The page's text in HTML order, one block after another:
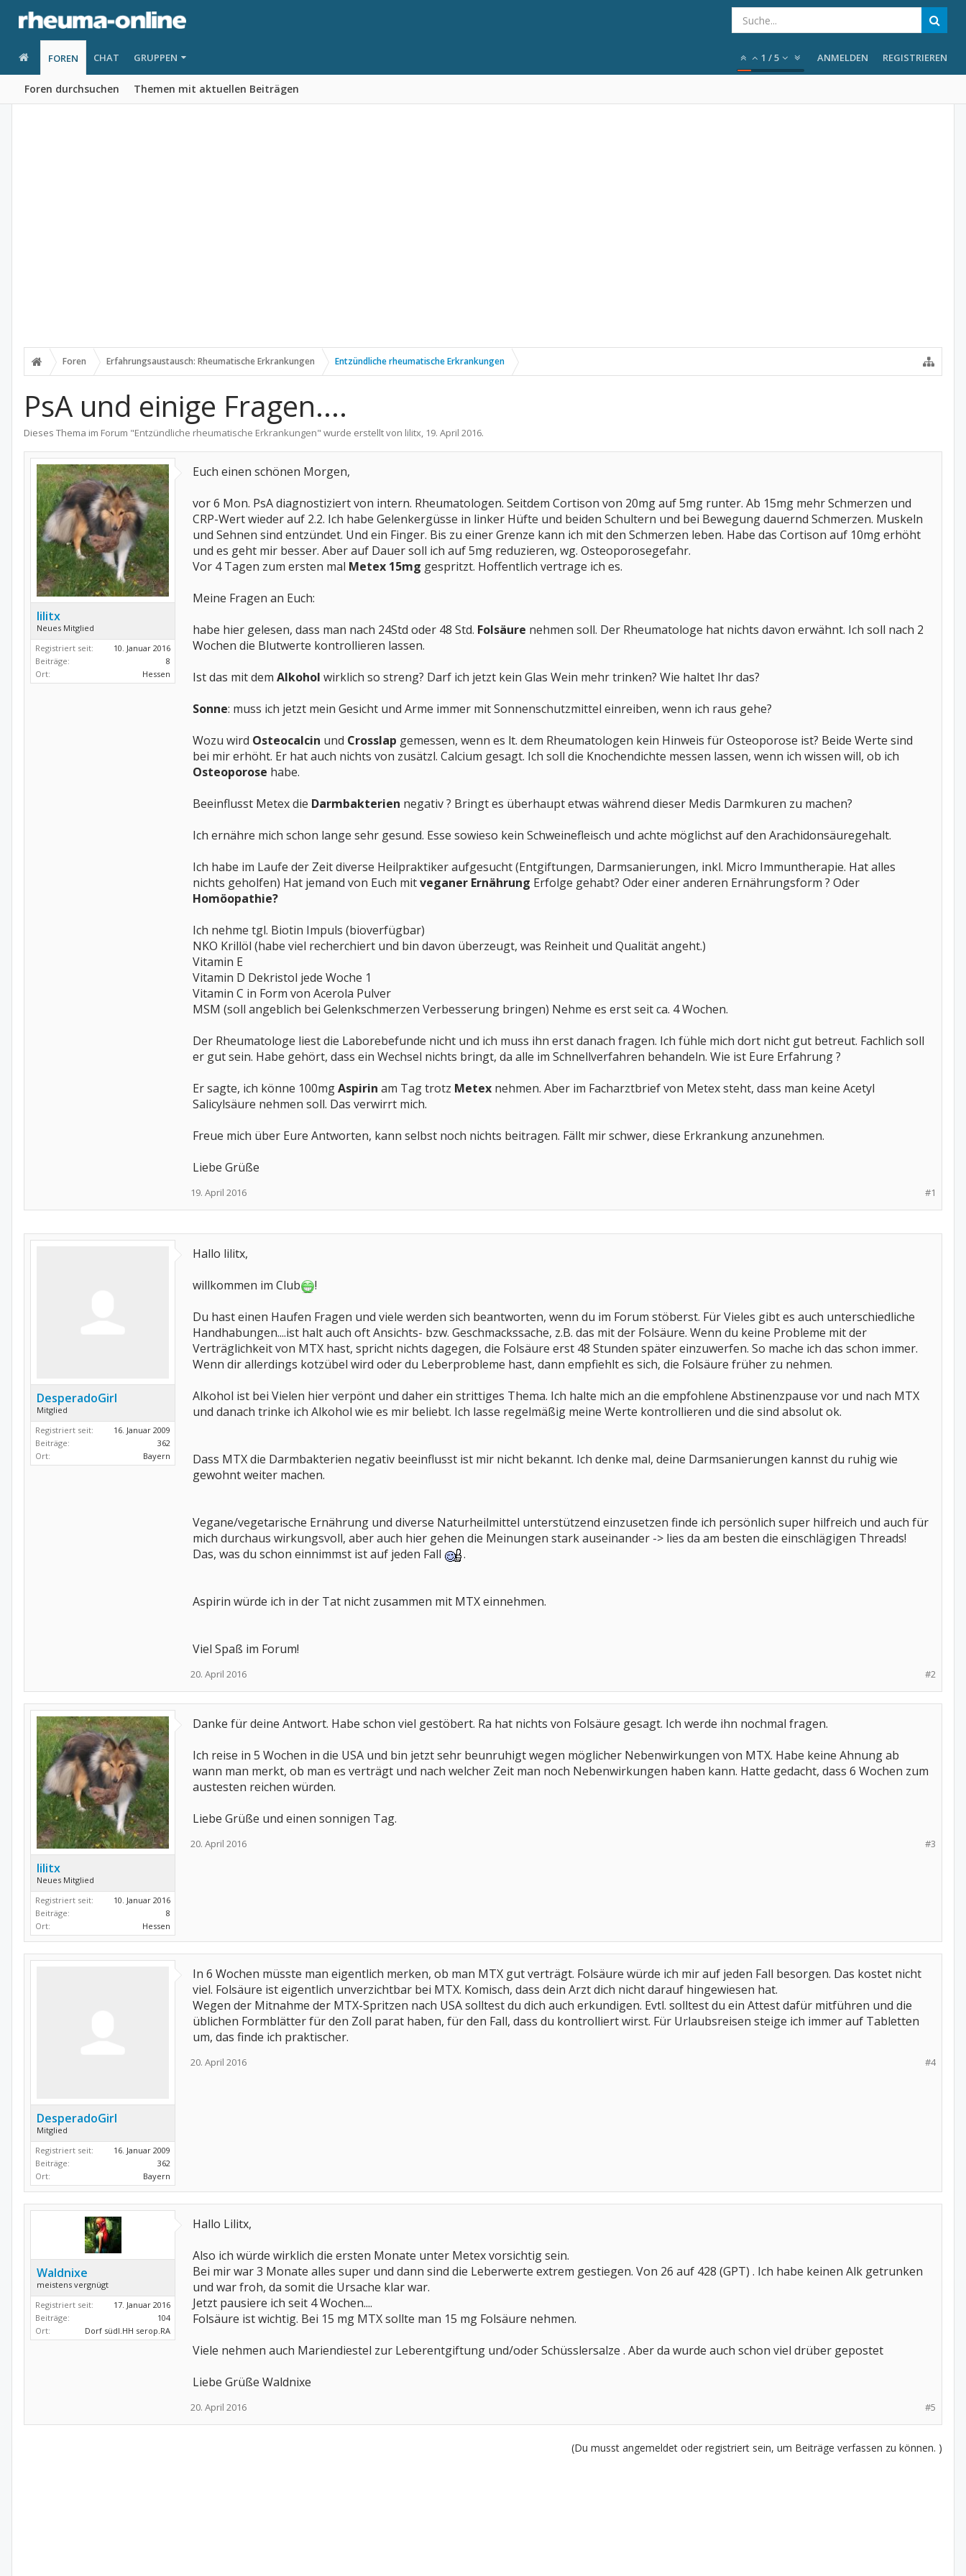
FOREN
Foren durchsuchen Themen mit aktuellen Beiträgen
CHAT GRUPPEN 1 /5 ANMELDEN REGISTRIEREN
Foren Erfahrungsaustausch: Rheumatische Erkrankungen Entzündliche rheumatische Erkrankungen
PsA und einige Fragen....
Dieses Thema im Forum "Entzündliche rheumatische Erkrankungen" wurde erstellt von lilitx, 19. April 2016.
lilitx
Neues Mitglied
Registriert seit:
10. Januar 2016
Beiträge:
8
Ort:
Hessen
Euch einen schönen Morgen,
vor 6 Mon. PsA diagnostiziert von intern. Rheumatologen. Seitdem Cortison von 20mg auf 5mg runter. Ab 15mg mehr Schmerzen und
CRP-Wert wieder auf 2.2. Ich habe Gelenkergüsse in linker Hüfte und beiden Schultern und bei Bewegung dauernd Schmerzen. Muskeln
und Sehnen sind entzündet. Und ein Finger. Bis zu einer Grenze kann ich mit den Schmerzen leben. Habe das Cortison auf 10mg erhöht
und es geht mir besser. Aber auf Dauer soll ich auf 5mg reduzieren, wg. Osteoporosegefahr.
Vor 4 Tagen zum ersten mal Metex 15mg gespritzt. Hoffentlich vertrage ich es.
Meine Fragen an Euch:
habe hier gelesen, dass man nach 24Std oder 48 Std. Folsäure nehmen soll. Der Rheumatologe hat nichts davon erwähnt. Ich soll nach 2
Wochen die Blutwerte kontrollieren lassen.
Ist das mit dem Alkohol wirklich so streng? Darf ich jetzt kein Glas Wein mehr trinken? Wie haltet Ihr das?
Sonne: muss ich jetzt mein Gesicht und Arme immer mit Sonnenschutzmittel einreiben, wenn ich raus gehe?
Wozu wird Osteocalcin und Crosslap gemessen, wenn es lt. dem Rheumatologen kein Hinweis für Osteoporose ist? Beide Werte sind
bei mir erhöht. Er hat auch nichts von zusätzl. Calcium gesagt. Ich soll die Knochendichte messen lassen, wenn ich wissen will, ob ich
Osteoporose habe.
Beeinflusst Metex die Darmbakterien negativ ? Bringt es überhaupt etwas während dieser Medis Darmkuren zu machen?
Ich ernähre mich schon lange sehr gesund. Esse sowieso kein Schweinefleisch und achte möglichst auf den Arachidonsäuregehalt.
Ich habe im Laufe der Zeit diverse Heilpraktiker aufgesucht (Entgiftungen, Darmsanierungen, inkl. Micro Immuntherapie. Hat alles
nichts geholfen) Hat jemand von Euch mitveganer Ernährung Erfolge gehabt? Oder einer anderen Ernährungsform ? Oder
Homöopathie?
Ich nehme tgl. Biotin Impuls (bioverfügbar)
NKO Krillöl (habe viel recherchiert und bin davon überzeugt, was Reinheit und Qualität angeht.)
Vitamin E
Vitamin D Dekristol jede Woche 1
Vitamin C in Form von Acerola Pulver
MSM (soll angeblich bei Gelenkschmerzen Verbesserung bringen) Nehme es erst seit ca. 4 Wochen.
Der Rheumatologe liest die Laborebefunde nicht und ich muss ihn erst danach fragen. Ich fühle mich dort nicht gut betreut. Fachlich soll
er gut sein. Habe gehört, dass ein Wechsel nichts bringt, da alle im Schnellverfahren behandeln. Wie ist Eure Erfahrung ?
Er sagte, ich könne 100mgAspirin am Tag trotz Metex nehmen. Aber im Facharztbrief von Metex steht, dass man keine Acetyl
Salicylsäure nehmen soll. Das verwirrt mich.
Freue mich über Eure Antworten, kann selbst noch nichts beitragen. Fällt mir schwer, diese Erkrankung anzunehmen.
Liebe Grüße
#1
19. April 2016
DesperadoGirl
Mitglied
Registriert seit:
16. Januar 2009
Beiträge:
362
Ort:
Bayern
Hallo lilitx,
willkommen im Club
!
Du hast einen Haufen Fragen und viele werden sich beantworten, wenn du im Forum stöberst. Für Vieles gibt es auch unterschiedliche
Handhabungen....ist halt auch oft Ansichts- bzw. Geschmackssache, z.B. das mit der Folsäure. Wenn du keine Probleme mit der
Verträglichkeit von MTX hast, spricht nichts dagegen, die Folsäure erst 48 Stunden später einzuwerfen. So mache ich das schon immer.
Wenn dir allerdings kotzübel wird oder du Leberprobleme hast, dann empfiehlt es sich, die Folsäure früher zu nehmen.
Alkohol ist bei Vielen hier verpönt und daher ein strittiges Thema. Ich halte mich an die empfohlene Abstinenzpause vor und nach MTX
und danach trinke ich Alkohol wie es mir beliebt. Ich lasse regelmäßig meine Werte kontrollieren und die sind absolut ok.
Dass MTX die Darmbakterien negativ beeinflusst ist mir nicht bekannt. Ich denke mal, deine Darmsanierungen kannst du ruhig wie
gewohnt weiter machen.
Vegane/vegetarische Ernährung und diverse Naturheilmittel unterstützend einzusetzen finde ich persönlich super hilfreich und auch für
mich durchaus wirkungsvoll, aber auch hier gehen die Meinungen stark auseinander -> lies da am besten die einschlägigen Threads!
Das, was du schon einnimmst ist auf jeden Fall
.
Aspirin würde ich in der Tat nicht zusammen mit MTX einnehmen.
Viel Spaß im Forum!
#2
20. April 2016
lilitx
Neues Mitglied
Registriert seit:
10. Januar 2016
Beiträge:
8
Ort:
Hessen
Danke für deine Antwort. Habe schon viel gestöbert. Ra hat nichts von Folsäure gesagt. Ich werde ihn nochmal fragen.
Ich reise in 5 Wochen in die USA und bin jetzt sehr beunruhigt wegen möglicher Nebenwirkungen von MTX. Habe keine Ahnung ab
wann man merkt, ob man es verträgt und nach welcher Zeit man noch Nebenwirkungen haben kann. Hatte gedacht, dass 6 Wochen zum
austesten reichen würden.
Liebe Grüße und einen sonnigen Tag.
#3
20. April 2016
DesperadoGirl
Mitglied
Registriert seit:
16. Januar 2009
Beiträge:
362
Ort:
Bayern
In 6 Wochen müsste man eigentlich merken, ob man MTX gut verträgt. Folsäure würde ich mir auf jeden Fall besorgen. Das kostet nicht
viel. Folsäure ist eigentlich unverzichtbar bei MTX. Komisch, dass dein Arzt dich nicht darauf hingewiesen hat.
Wegen der Mitnahme der MTX-Spritzen nach USA solltest du dich auch erkundigen. Evtl. solltest du ein Attest dafür mitführen und die
üblichen Formblätter für den Zoll parat haben, für den Fall, dass du kontrolliert wirst. Für Urlaubsreisen steige ich immer auf Tabletten
um, das finde ich praktischer.
#4
20. April 2016
Waldnixe
meistens vergnügt
Registriert seit:
17. Januar 2016
Beiträge:
104
Ort:
Dorf südl.HH serop.RA
Hallo Lilitx,
Also ich würde wirklich die ersten Monate unter Metex vorsichtig sein.
Bei mir war 3 Monate alles super und dann sind die Leberwerte extrem gestiegen. Von 26 auf 428 (GPT) . Ich habe keinen Alk getrunken
und war froh, da somit die Ursache klar war.
Jetzt pausiere ich seit 4 Wochen....
Folsäure ist wichtig. Bei 15 mg MTX sollte man 15 mg Folsäure nehmen.
Viele nehmen auch Mariendiestel zur Leberentgiftung und/oder Schüsslersalze . Aber da wurde auch schon viel drüber gepostet
Liebe Grüße Waldnixe
#5
20. April 2016
(Du musst angemeldet oder registriert sein, um Beiträge verfassen zu können. )